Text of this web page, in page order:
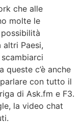
che alle
molte le
Paesi,
c’è anche
con tutto il
di Ask.fm e F3.
la video chat